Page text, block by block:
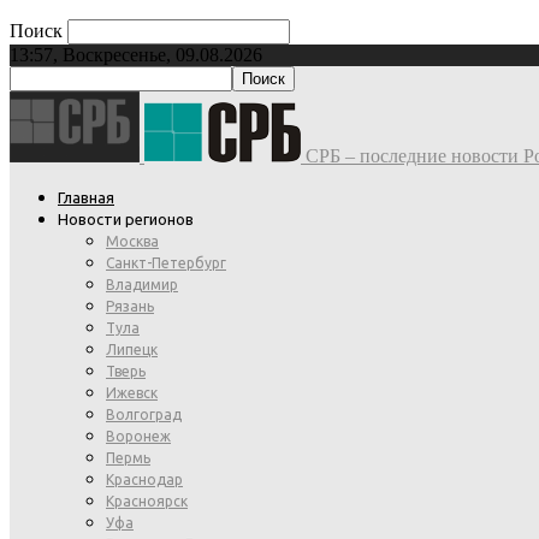
Поиск
13:57, Воскресенье, 09.08.2026
СРБ – последние новости
Главная
Новости регионов
Москва
Санкт-Петербург
Владимир
Рязань
Тула
Липецк
Тверь
Ижевск
Волгоград
Воронеж
Пермь
Краснодар
Красноярск
Уфа